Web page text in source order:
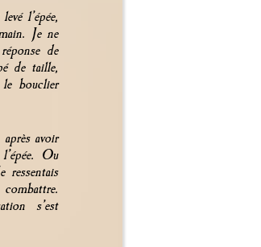
l’épée,
Je ne
de
de taille,
bouclier
avoir
Ou
ressentais
s’est